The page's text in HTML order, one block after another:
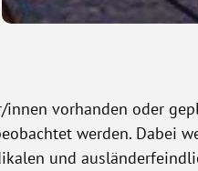
vorhanden oder
werden. Dabei
und